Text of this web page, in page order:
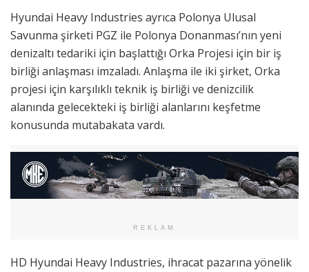
Hyundai Heavy Industries ayrıca Polonya Ulusal
Savunma şirketi PGZ ile Polonya Donanması’nın yeni
denizaltı tedariki için başlattığı Orka Projesi için bir iş
birliği anlaşması imzaladı. Anlaşma ile iki şirket, Orka
projesi için karşılıklı teknik iş birliği ve denizcilik
alanında gelecekteki iş birliği alanlarını keşfetme
konusunda mutabakata vardı.
REKLAM
HD Hyundai Heavy Industries, ihracat pazarına yönelik